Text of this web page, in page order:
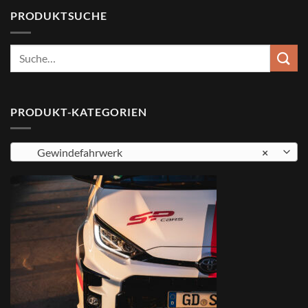
PRODUKTSUCHE
PRODUKT-KATEGORIEN
×
Gewindefahrwerk